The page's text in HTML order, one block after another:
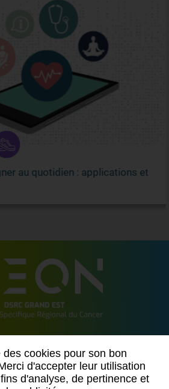
des cookies pour son bon
d'accepter leur utilisation
d'analyse, de pertinence et
au quotidien : applications et
LES NANCY